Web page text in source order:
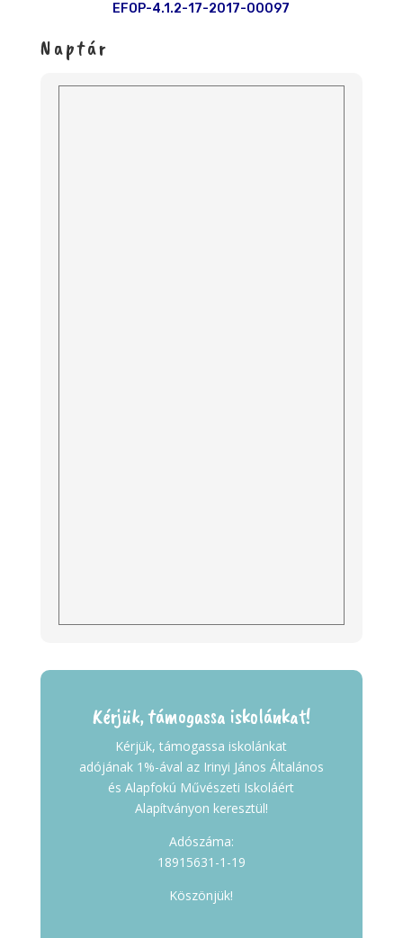
EFOP-4.1.2-17-2017-00097
Naptár
Kérjük, támogassa iskolánkat!
Kérjük, támogassa iskolánkat
adójának 1%-ával az Irinyi János Általános
és Alapfokú Művészeti Iskoláért
Alapítványon keresztül!
Adószáma:
18915631-1-19
Köszönjük!